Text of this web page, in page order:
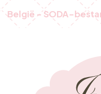
België - SODA-